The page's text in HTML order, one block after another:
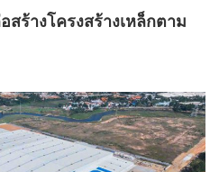
สร้างโครงสร้างเหล็กตาม